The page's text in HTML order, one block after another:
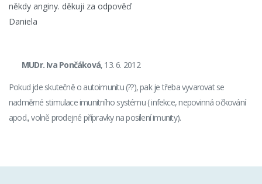
někdy anginy. děkuji za odpověď
Daniela
MUDr. Iva Pončáková, 13. 6. 2012
Pokud jde skutečně o autoimunitu (??), pak je třeba vyvarovat se
nadměrné stimulace imunitního systému ( infekce, nepovinná očkování
apod., volně prodejné přípravky na posílení imunity).